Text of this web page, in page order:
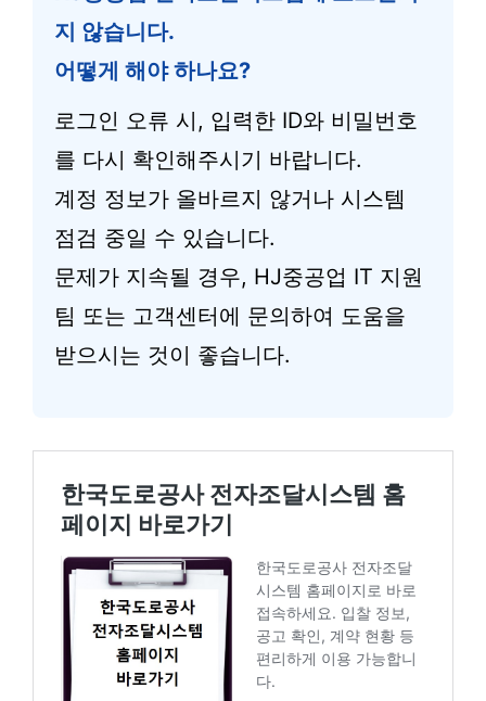
지 않습니다.
어떻게 해야 하나요?
로그인 오류 시, 입력한 ID와 비밀번호
를 다시 확인해주시기 바랍니다.
계정 정보가 올바르지 않거나 시스템
점검 중일 수 있습니다.
문제가 지속될 경우, HJ중공업 IT 지원
팀 또는 고객센터에 문의하여 도움을
받으시는 것이 좋습니다.